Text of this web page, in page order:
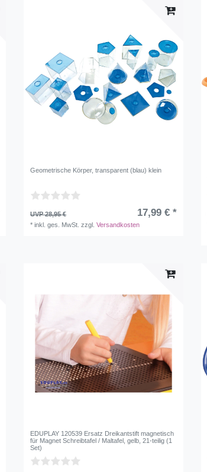
Grausilber
Geometrische Körper, transparent (blau) klein
UVP 28,95 € 17,99 € *
*inkl. ges. MwSt. zzgl.Versandkosten
EDUPLAY 120539 Ersatz Dreikantstift magnetisch
für Magnet Schreibtafel / Maltafel, gelb, 21-teilig (1
Set)